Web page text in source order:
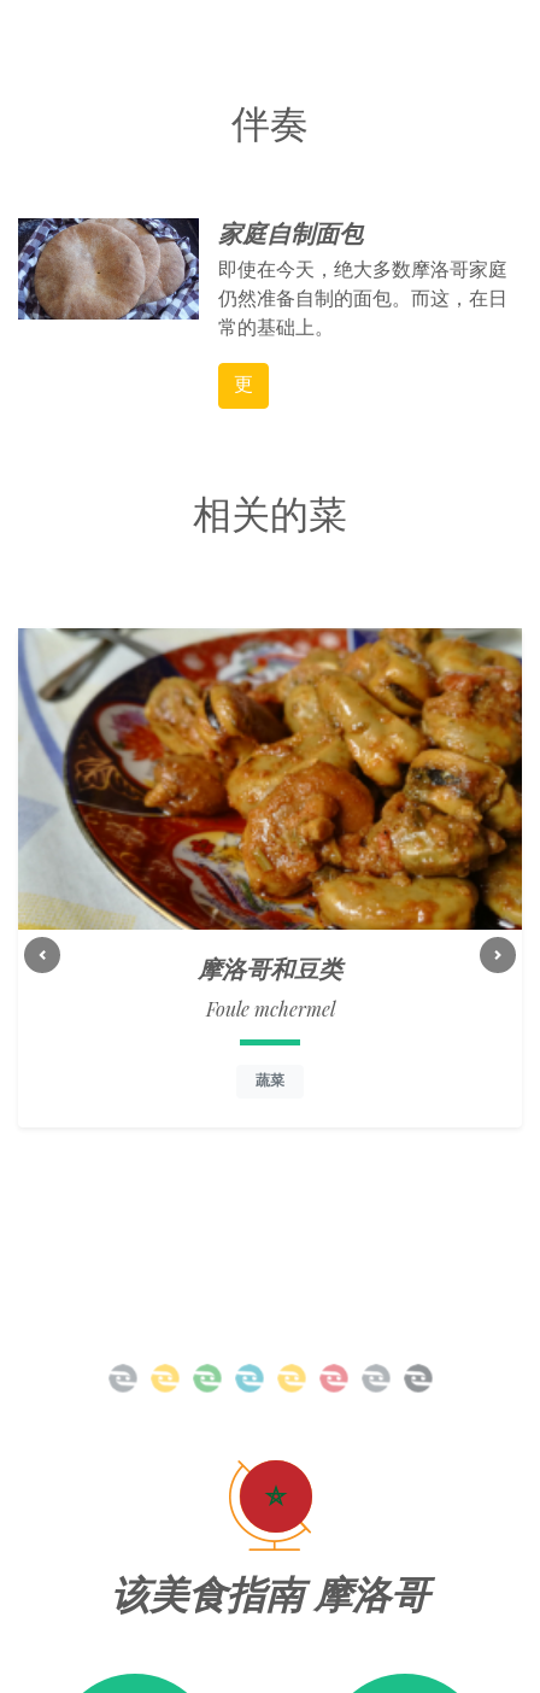
伴奏
家庭自制面包
即使在今天，绝大多数摩洛哥家庭
仍然准备自制的面包。而这，在日
常的基础上。
更
相关的菜
摩洛哥和豆类
Foule mchermel
蔬菜
Previous Next
该美食指南 摩洛哥